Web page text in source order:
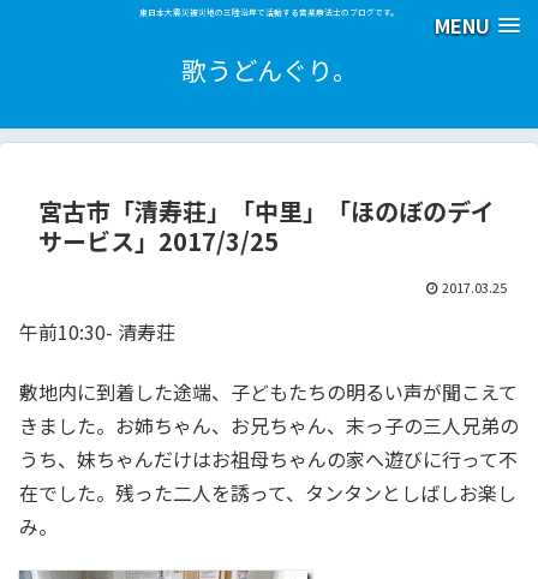
MENU
東日本大震災被災地の三陸沿岸で活動する音楽療法士のブログです。
歌うどんぐり。
宮古市「清寿荘」「中里」「ほのぼのデイ
サービス」2017/3/25
2017.03.25
午前10:30- 清寿荘
敷地内に到着した途端、子どもたちの明るい声が聞こえて
きました。お姉ちゃん、お兄ちゃん、末っ子の三人兄弟の
うち、妹ちゃんだけはお祖母ちゃんの家へ遊びに行って不
在でした。残った二人を誘って、タンタンとしばしお楽し
み。